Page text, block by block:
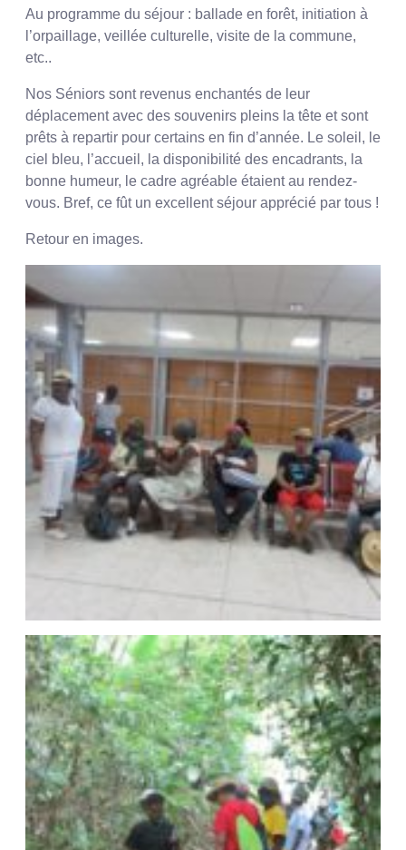
Au programme du séjour : ballade en forêt, initiation à
l’orpaillage, veillée culturelle, visite de la commune,
etc..
Nos Séniors sont revenus enchantés de leur
déplacement avec des souvenirs pleins la tête et sont
prêts à repartir pour certains en fin d’année. Le soleil, le
ciel bleu, l’accueil, la disponibilité des encadrants, la
bonne humeur, le cadre agréable étaient au rendez-
vous. Bref, ce fût un excellent séjour apprécié par tous !
Retour en images.